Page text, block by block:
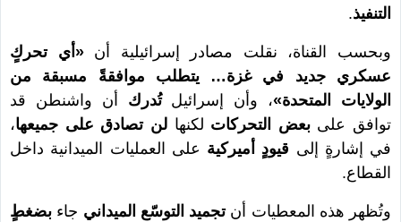
التنفيذ.
وبحسب القناة، نقلت مصادر إسرائيلية أن«أي تحركٍ
عسكري جديد في غزة… يتطلب موافقةً مسبقة من
الولايات المتحدة»، وأن إسرائيلتُدرك أن واشنطن قد
توافق علىبعض التحركات لكنهالن تصادق على جميعها،
في إشارةٍ إلى قيودٍ أميركية على العمليات الميدانية داخل
القطاع.
وتُظهر هذه المعطيات أنتجميد التوسّع الميداني جاء بضغطٍ